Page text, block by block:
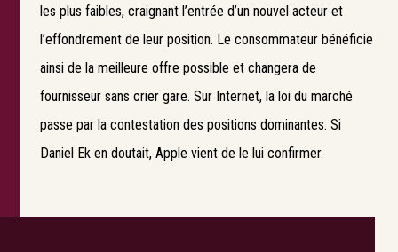
les plus faibles, craignant l’entrée d’un nouvel acteur et
l’effondrement de leur position. Le consommateur bénéficie
ainsi de la meilleure offre possible et changera de
fournisseur sans crier gare. Sur Internet, la loi du marché
passe par la contestation des positions dominantes. Si
Daniel Ek en doutait, Apple vient de le lui confirmer.